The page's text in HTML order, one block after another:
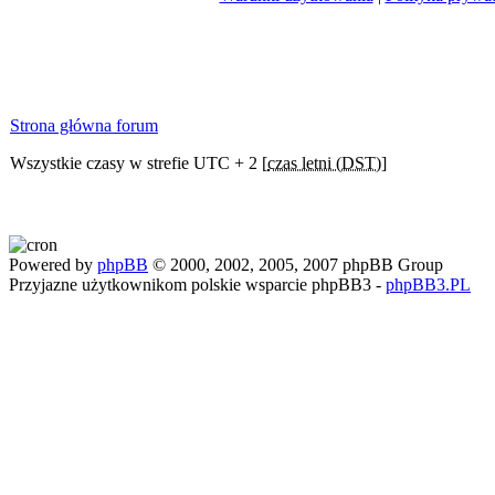
Strona główna forum
Wszystkie czasy w strefie UTC + 2 [czas letni (DST)]
Powered by phpBB © 2000, 2002, 2005, 2007 phpBB Group
Przyjazne użytkownikom polskie wsparcie phpBB3 - phpBB3.PL